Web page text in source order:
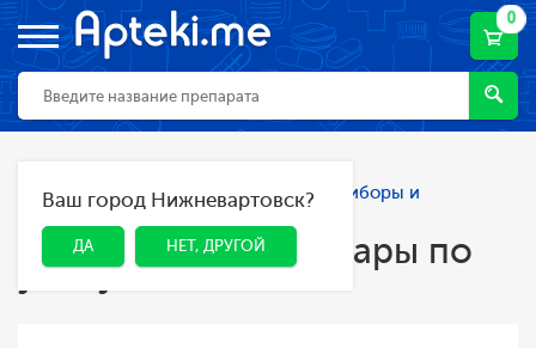
0
ДА НЕТ, ДРУГОЙ
Ваш город Нижневартовск?
ДА НЕТ, ДРУГОЙ
Главная Каталог Косметика
Приборы и
аксессуары по уходу за лицом
Приборы и аксессуары по
уходу за лицом